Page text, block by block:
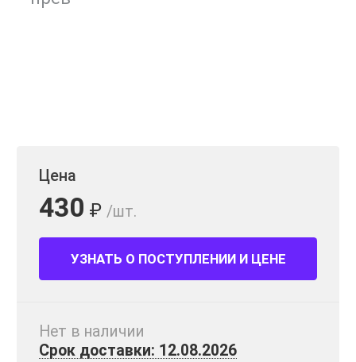
Цена
430 ₽ /шт.
УЗНАТЬ О ПОСТУПЛЕНИИ И ЦЕНЕ
Нет в наличии
Срок доставки: 12.08.2026